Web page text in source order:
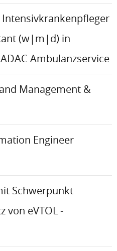
(w|m|d) in
Ambulanzservice
Management &
Engineer
Schwerpunkt
von eVTOL -